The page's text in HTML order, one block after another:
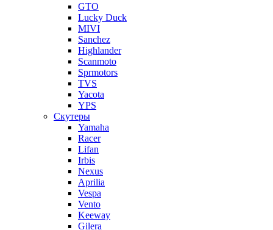
GTO
Lucky Duck
MIVI
Sanchez
Highlander
Scanmoto
Sprmotors
TVS
Yacota
YPS
Скутеры
Yamaha
Racer
Lifan
Irbis
Nexus
Aprilia
Vespa
Vento
Keeway
Gilera